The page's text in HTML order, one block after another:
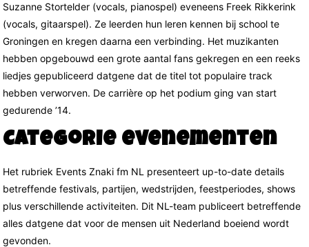
Suzanne Stortelder (vocals, pianospel) eveneens Freek Rikkerink
(vocals, gitaarspel). Ze leerden hun leren kennen bij school te
Groningen en kregen daarna een verbinding. Het muzikanten
hebben opgebouwd een grote aantal fans gekregen en een reeks
liedjes gepubliceerd datgene dat de titel tot populaire track
hebben verworven. De carrière op het podium ging van start
gedurende ’14.
Categorie evenementen
Het rubriek Events Znaki fm NL presenteert up-to-date details
betreffende festivals, partijen, wedstrijden, feestperiodes, shows
plus verschillende activiteiten. Dit NL-team publiceert betreffende
alles datgene dat voor de mensen uit Nederland boeiend wordt
gevonden.